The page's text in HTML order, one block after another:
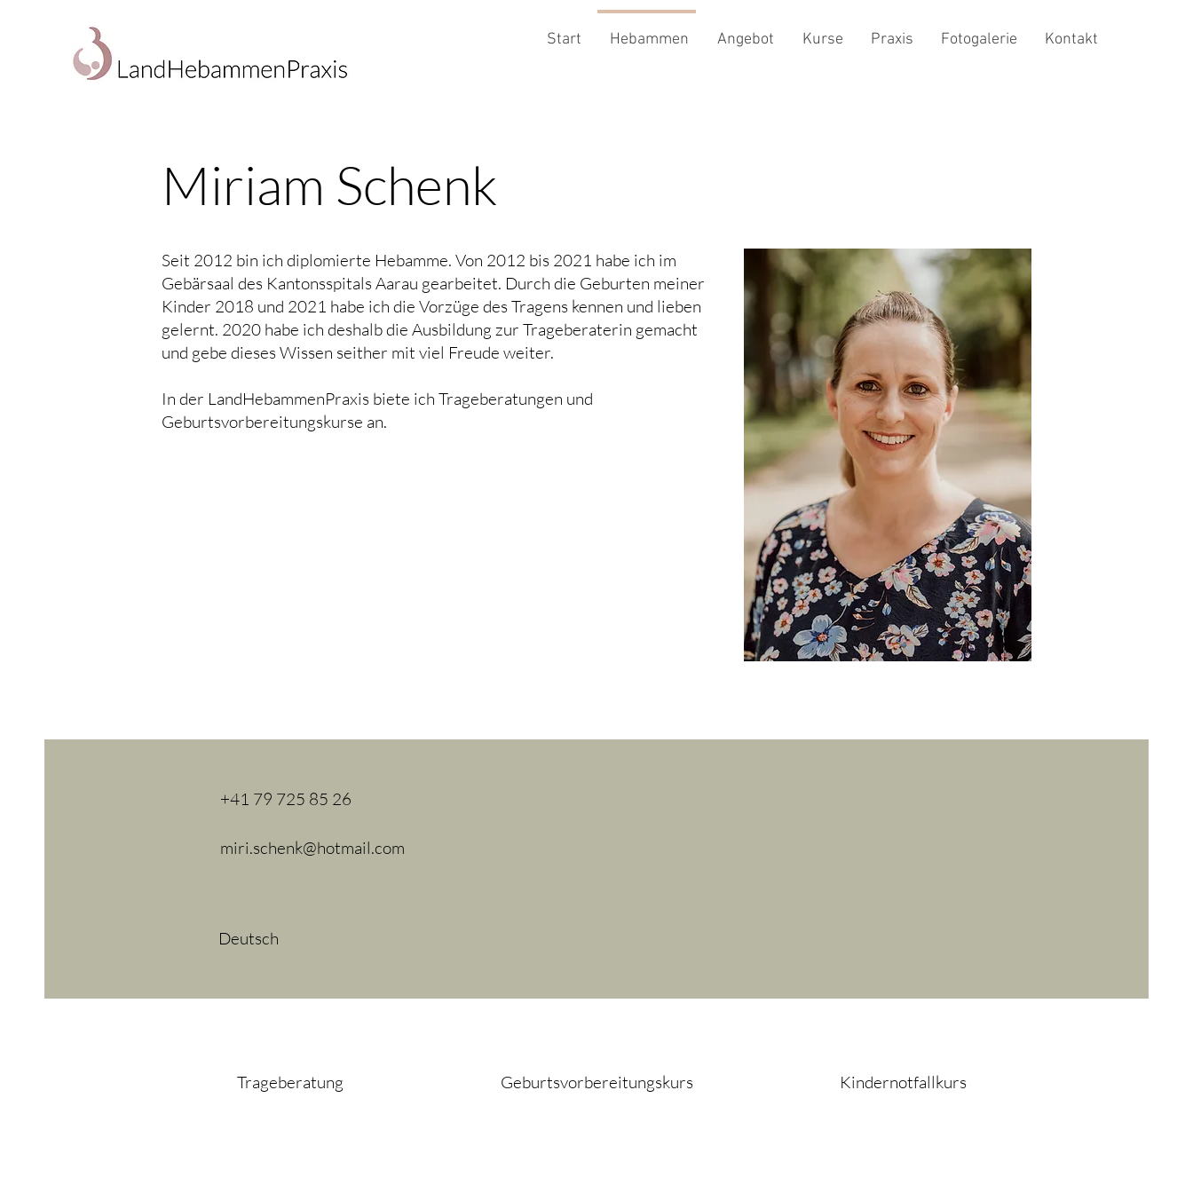
Start Hebammen Angebot Kurse Praxis Fotogalerie Kontakt
Miriam Schenk
Seit 2012 bin ich diplomierte Hebamme. Von 2012 bis 2021 habe ich im
Gebärsaal des Kantonsspitals Aarau gearbeitet. Durch die Geburten meiner
Kinder 2018 und 2021 habe ich die Vorzüge des Tragens kennen und lieben
gelernt. 2020 habe ich deshalb die Ausbildung zur Trageberaterin gemacht
und gebe dieses Wissen seither mit viel Freude weiter.
In der LandHebammenPraxis biete ich Trageberatungen und
Geburtsvorbereitungskurse an.
+41 79 725 85 26
miri.schenk@hotmail.com
Deutsch
Trageberatung Geburtsvorbereitungskurs Kindernotfallkurs